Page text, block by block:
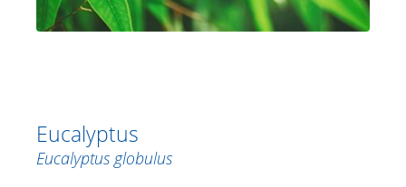
Eucalyptus
Eucalyptus globulus